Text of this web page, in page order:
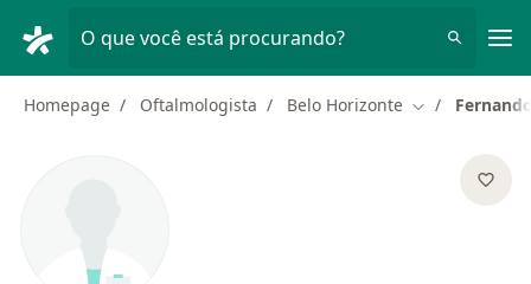
O que você está procurando?
Homepage Oftalmologista Belo Horizonte Mudar de